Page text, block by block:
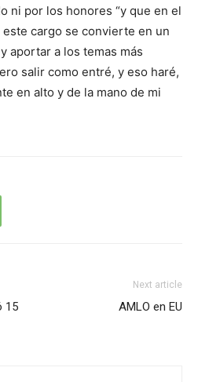
ni por los honores “y que en el
cargo se convierte en un
aportar a los temas más
salir como entré, y eso haré,
en alto y de la mano de mi
15
Next article
AMLO en EU